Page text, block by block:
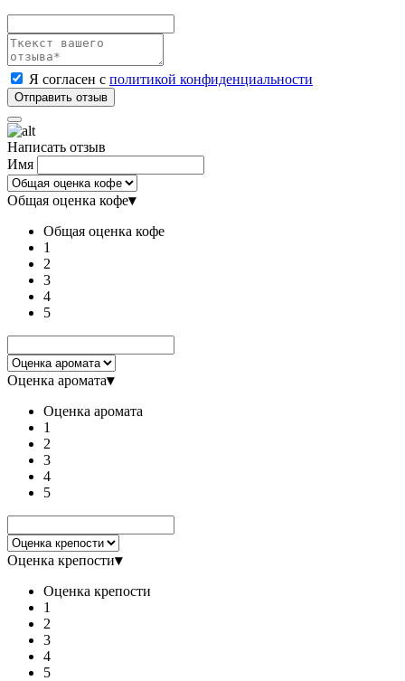
Я согласен с политикой конфиденциальности
Написать отзыв
Имя
Общая оценка кофе▾
Общая оценка кофе
1
2
3
4
5
Оценка аромата▾
Оценка аромата
1
2
3
4
5
Оценка крепости▾
Оценка крепости
1
2
3
4
5